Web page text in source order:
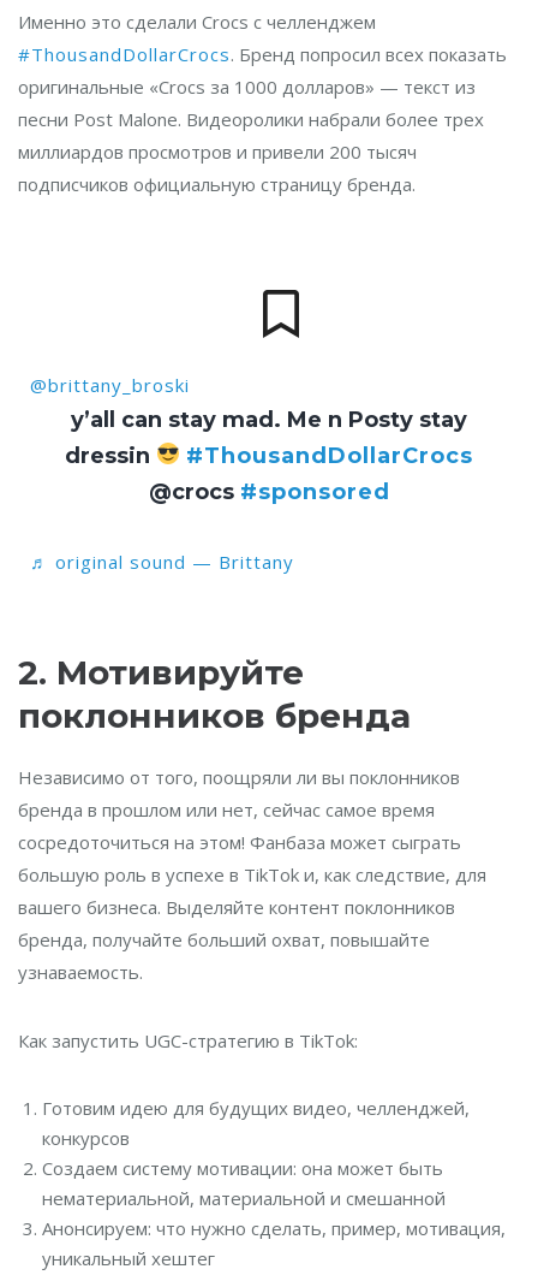
Именно это сделали Crocs с челленджем
#ThousandDollarCrocs. Бренд попросил всех показать
оригинальные «Crocs за 1000 долларов» — текст из
песни Post Malone. Видеоролики набрали более трех
миллиардов просмотров и привели 200 тысяч
подписчиков официальную страницу бренда.
@brittany_broski
y’all can stay mad. Me n Posty stay
dressin
#ThousandDollarCrocs
@crocs #sponsored
♬ original sound — Brittany
2. Мотивируйте
поклонников бренда
Независимо от того, поощряли ли вы поклонников
бренда в прошлом или нет, сейчас самое время
сосредоточиться на этом! Фанбаза может сыграть
большую роль в успехе в TikTok и, как следствие, для
вашего бизнеса. Выделяйте контент поклонников
бренда, получайте больший охват, повышайте
узнаваемость.
Как запустить UGC-стратегию в TikTok:
Готовим идею для будущих видео, челленджей,
конкурсов
Создаем систему мотивации: она может быть
нематериальной, материальной и смешанной
Анонсируем: что нужно сделать, пример, мотивация,
уникальный хештег